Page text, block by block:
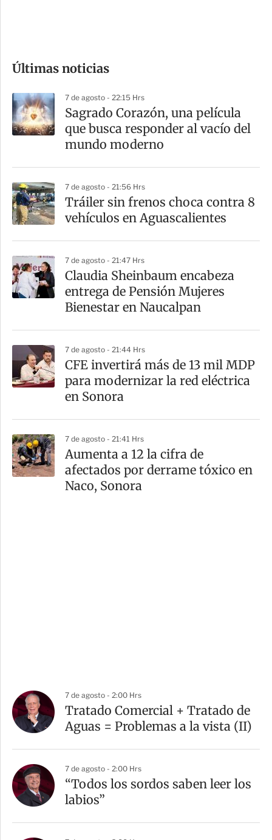
m
a
r
t
Últimas noticias
7 de agosto - 22:15 Hrs
Sagrado Corazón, una película
que busca responder al vacío del
mundo moderno
7 de agosto - 21:56 Hrs
Tráiler sin frenos choca contra 8
vehículos en Aguascalientes
7 de agosto - 21:47 Hrs
Claudia Sheinbaum encabeza
entrega de Pensión Mujeres
Bienestar en Naucalpan
7 de agosto - 21:44 Hrs
CFE invertirá más de 13 mil MDP
para modernizar la red eléctrica
en Sonora
7 de agosto - 21:41 Hrs
Aumenta a 12 la cifra de
afectados por derrame tóxico en
Naco, Sonora
7 de agosto - 2:00 Hrs
Tratado Comercial + Tratado de
Aguas = Problemas a la vista (II)
7 de agosto - 2:00 Hrs
“Todos los sordos saben leer los
labios”